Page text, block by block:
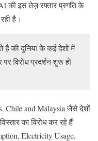
की इस तेज़ रफ्तार प्रगति के
है।
की दुनिया के कई देशों में
विरोध प्रदर्शन शुरू हो
Chile and Malaysia जैसे देशों
का विरोध कर रहे हैं
Electricity Usage,